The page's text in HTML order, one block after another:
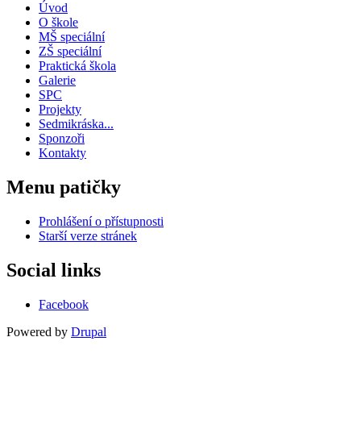
Úvod
O škole
MŠ speciální
ZŠ speciální
Praktická škola
Galerie
SPC
Projekty
Sedmikráska...
Sponzoři
Kontakty
Menu patičky
Prohlášení o přístupnosti
Starší verze stránek
Social links
Facebook
Powered by Drupal